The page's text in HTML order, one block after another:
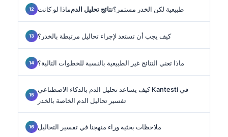
ماذا لو كانتنتائج تحليل الدمطبيعية لكن الخدر مستمر؟
كيف يجب أن تستعد لإجراء تحاليل مرتبطة بالخدر؟
ماذا تعني النتائج غير الطبيعية بالنسبة للخطوات التالية؟
كيف يساعد تحليل الدم بالذكاء الاصطناعي Kantesti في
تفسير تحاليل الدم الخاصة بالخدر
ملاحظات بحثية وراء منهجنا في تفسير التحاليل